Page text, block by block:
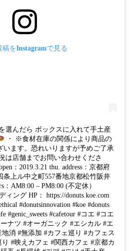
稿をInstagramで見る
選んだら ボックスに入れて手土産
・ ※食材在庫の関係により商品の
います。恐れいりますが予めご了承
は店舗までお問い合わせくださ
：2019.3.21 thu. address：京都府
条上ル中之町557番地京都松竹阪井
：AM8:00 – PM8:00 (不定休）
ィング HP： https://donuts.koe.com
#donutsinnovation #koe #donuts
#genic_sweets #cafetour #コエ #コエ
ナツ #オーガニック #エシカル #エ
消 #無添加 #カフェ巡り #カフェス
#映えカフェ #関西カフェ #京都カ